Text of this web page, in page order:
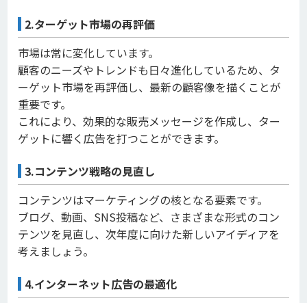
2.ターゲット市場の再評価
市場は常に変化しています。
顧客のニーズやトレンドも日々進化しているため、タ
ーゲット市場を再評価し、最新の顧客像を描くことが
重要です。
これにより、効果的な販売メッセージを作成し、ター
ゲットに響く広告を打つことができます。
3.コンテンツ戦略の見直し
コンテンツはマーケティングの核となる要素です。
ブログ、動画、SNS投稿など、さまざまな形式のコン
テンツを見直し、次年度に向けた新しいアイディアを
考えましょう。
4.インターネット広告の最適化